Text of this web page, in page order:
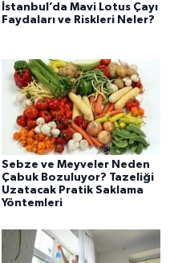
İstanbul’da Mavi Lotus Çayı
Faydaları ve Riskleri Neler?
Sebze ve Meyveler Neden
Çabuk Bozuluyor? Tazeliği
Uzatacak Pratik Saklama
Yöntemleri